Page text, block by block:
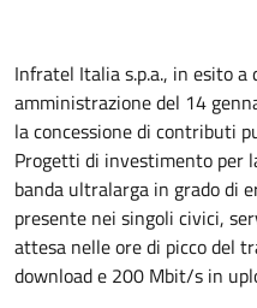
Infratel Italia s.p.a., in esito a
amministrazione del 14
la concessione di contributi
Progetti di investimento per
banda ultralarga in grado di
presente nei singoli civici,
attesa nelle ore di picco del
download e 200 Mbit/s in